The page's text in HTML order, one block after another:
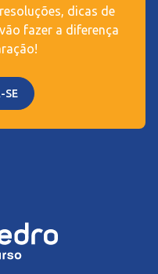
dicas de
fazer a diferença
SE